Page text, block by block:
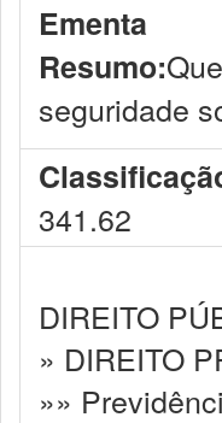
Ementa
Resumo:
seguridade
341.62
DIREITO
» DIREITO
»»